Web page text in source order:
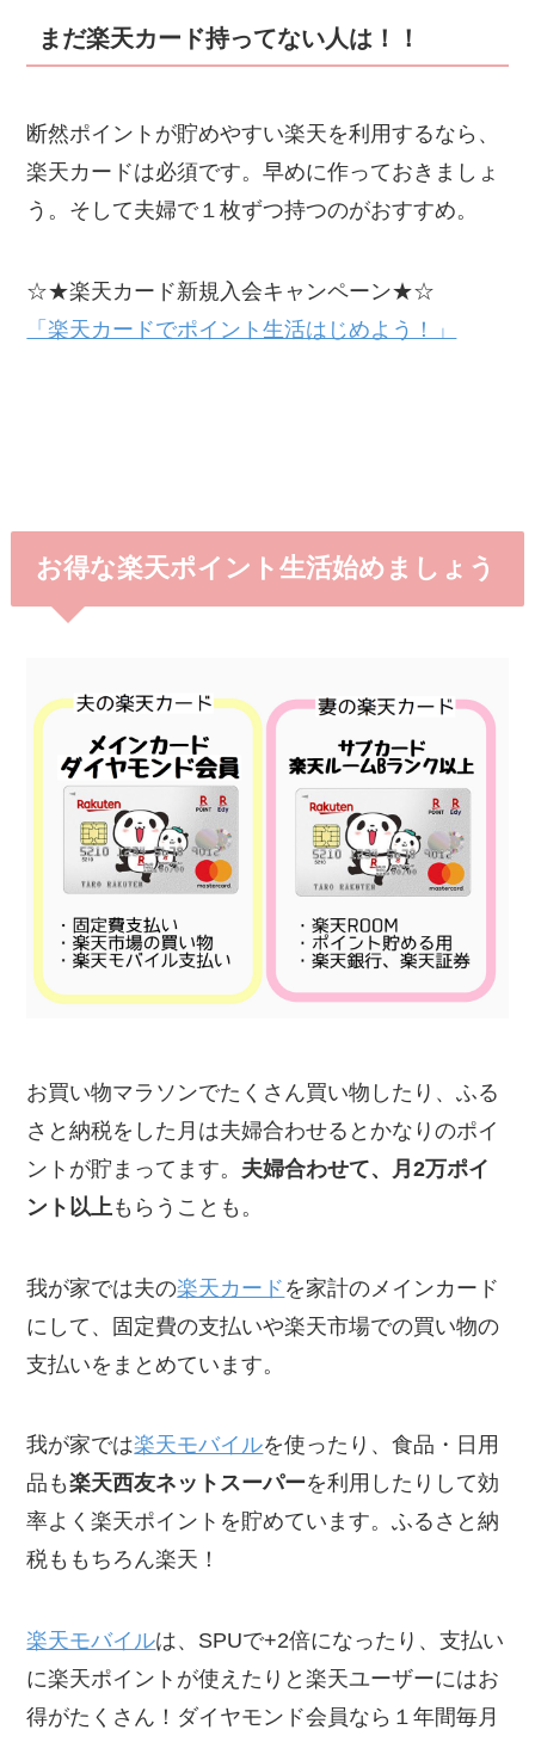
まだ楽天カード持ってない人は！！
断然ポイントが貯めやすい楽天を利用するなら、
楽天カードは必須です。早めに作っておきましょ
う。そして夫婦で１枚ずつ持つのがおすすめ。
☆★楽天カード新規入会キャンペーン★☆
「楽天カードでポイント生活はじめよう！」
お得な楽天ポイント生活始めましょう
お買い物マラソンでたくさん買い物したり、ふる
さと納税をした月は夫婦合わせるとかなりのポイ
ントが貯まってます。 夫婦合わせて、月2万ポイ
ント以上 もらうことも。
我が家では夫の楽天カード を家計のメインカード
にして、固定費の支払いや楽天市場での買い物の
支払いをまとめています。
我が家では楽天モバイルを使ったり、食品・日用
品も楽天西友ネットスーパーを利用したりして効
率よく楽天ポイントを貯めています。ふるさと納
税ももちろん楽天！
楽天モバイルは、SPUで+2倍になったり、支払い
に楽天ポイントが使えたりと楽天ユーザーにはお
得がたくさん！ダイヤモンド会員なら１年間毎月